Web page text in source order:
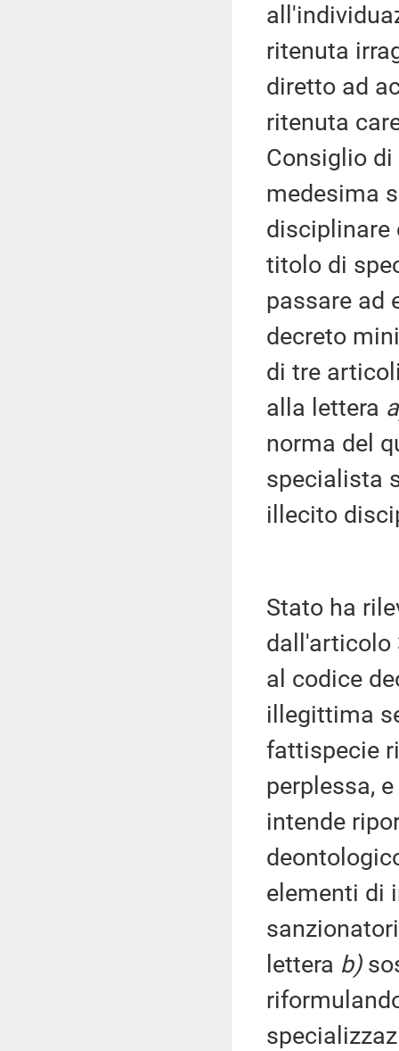
ritenuta
diretto ad
ritenuta
Consiglio
medesima
disciplinare
titolo di
passare ad
decreto
di tre
alla lettera
norma del
specialista
illecito
Stato ha
dall'articolo
al codice
illegittima
fattispecie
perplessa,
intende
elementi di
lettera b)